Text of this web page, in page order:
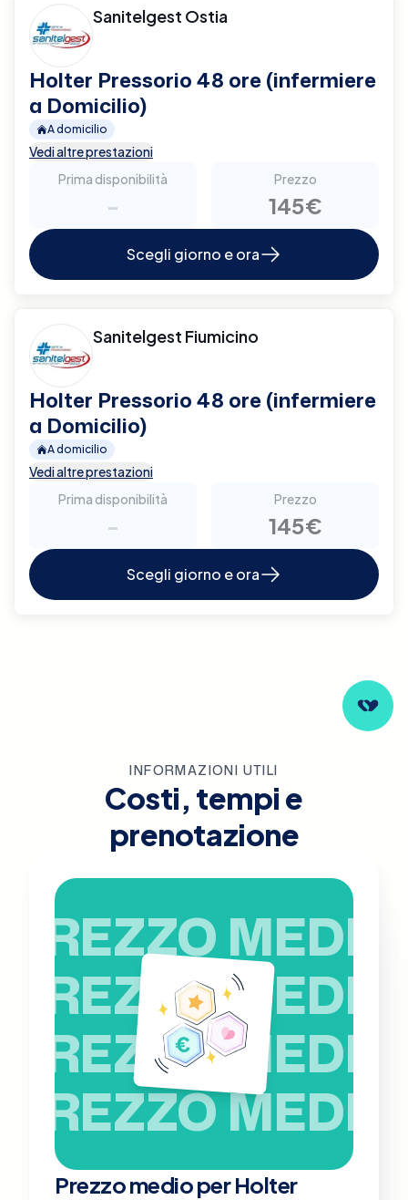
Sanitelgest Ostia
Holter Pressorio 48 ore (infermiere
a Domicilio)
A domicilio
Vedi altre prestazioni
Prima disponibilità
-
Prezzo
145€
Scegli giorno e ora
Sanitelgest Fiumicino
Holter Pressorio 48 ore (infermiere
a Domicilio)
A domicilio
Vedi altre prestazioni
Prima disponibilità
-
Prezzo
145€
Scegli giorno e ora
INFORMAZIONI UTILI
Costi, tempi e
prenotazione
PREZZO MEDIO
PREZZO MEDIO
PREZZO MEDIO
PREZZO MEDIO
Prezzo medio per Holter